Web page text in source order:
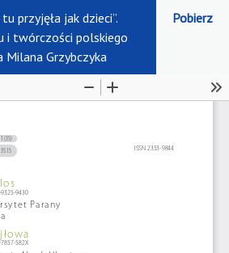
przyjęła jak dzieci”.
i twórczości polskiego
Milana Grzybczyka
Pobierz